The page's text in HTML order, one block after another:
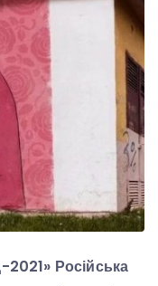
Російська